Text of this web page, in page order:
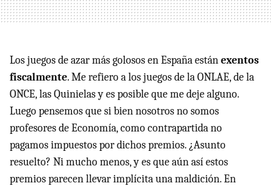
Los juegos de azar más golosos en España estánexentos
fiscalmente. Me refiero a los juegos de laONLAE, de la
ONCE, las Quinielas y es posible que me deje alguno.
Luego pensemos que si bien nosotros no somos
profesores de Economía, como contrapartida no
pagamos impuestos por dichos premios. ¿Asunto
resuelto? Ni mucho menos, y es que aún así estos
premios parecen llevar implícita una maldición. En